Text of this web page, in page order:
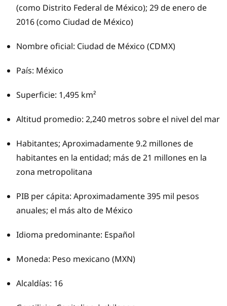
(como Distrito Federal de México); 29 de enero de
2016 (como Ciudad de México)
Nombre oficial: Ciudad de México (CDMX)
País: México
Superficie: 1,495 km²
Altitud promedio: 2,240 metros sobre el nivel del mar
Habitantes; Aproximadamente 9.2 millones de
habitantes en la entidad; más de 21 millones en la
zona metropolitana
PIB per cápita: Aproximadamente 395 mil pesos
anuales; el más alto de México
Idioma predominante: Español
Moneda: Peso mexicano (MXN)
Alcaldías: 16